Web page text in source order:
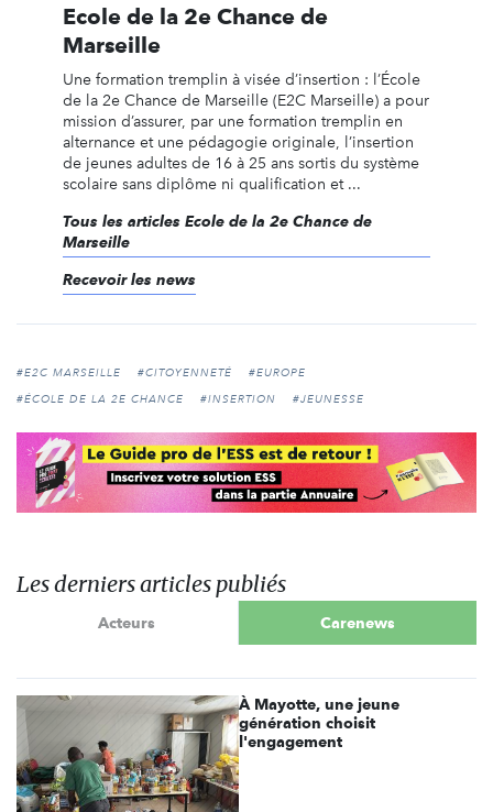
Ecole de la 2e Chance de
Marseille
Une formation tremplin à visée d’insertion : l’École
de la 2e Chance de Marseille (E2C Marseille) a pour
mission d’assurer, par une formation tremplin en
alternance et une pédagogie originale, l’insertion
de jeunes adultes de 16 à 25 ans sortis du système
scolaire sans diplôme ni qualification et ...
Tous les articles Ecole de la 2e Chance de
Marseille
Recevoir les news
#E2C MARSEILLE #CITOYENNETÉ
#EUROPE
#ÉCOLE DE LA 2E CHANCE
#INSERTION #JEUNESSE
Les derniers articles publiés
Acteurs Carenews
À Mayotte, une jeune
génération choisit
l'engagement